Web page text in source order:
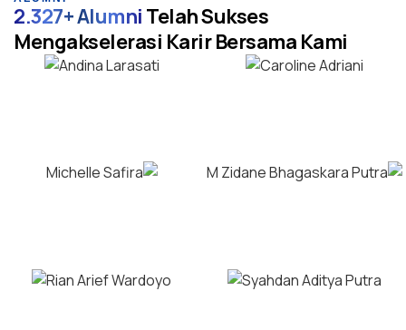
2.327+ Alumni Telah Sukses
Mengakselerasi Karir Bersama Kami